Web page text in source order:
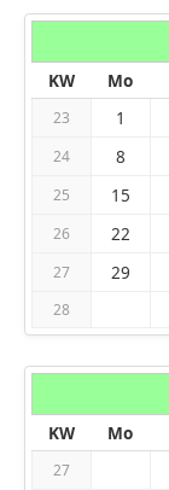
KW
Mo
23 1
24 8
25 15
26 22
27 29
28
KW
Mo
27